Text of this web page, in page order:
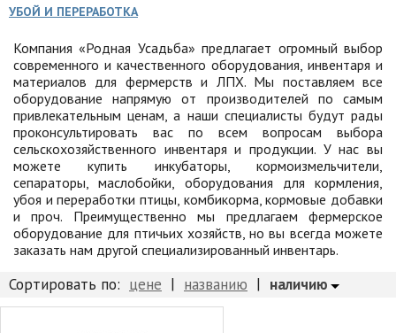
Товары для отдыха
Водоснабжение и полив
Пруды и бассейны
Спецодежда
Все для автолюбителей
Снегоуборочный инвентарь и реагенты
Стройматериалы
Подарочные сертификаты
УБОЙ И ПЕРЕРАБОТКА
Компания «Родная Усадьба» предлагает огромный выбор
современного и качественного оборудования, инвентаря и
материалов для фермерств и ЛПХ. Мы поставляем все
оборудование напрямую от производителей по самым
привлекательным ценам, а наши специалисты будут рады
проконсультировать вас по всем вопросам выбора
сельскохозяйственного инвентаря и продукции. У нас вы
можете купить инкубаторы, кормоизмельчители,
сепараторы, маслобойки, оборудования для кормления,
убоя и переработки птицы, комбикорма, кормовые добавки
и проч. Преимущественно мы предлагаем фермерское
оборудование для птичьих хозяйств, но вы всегда можете
заказать нам другой специализированный инвентарь.
Сортировать по: цене | названию | наличию